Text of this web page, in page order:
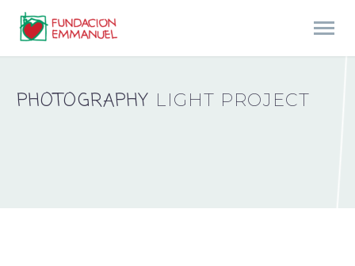
PHOTOGRAPHY LIGHT PROJECT